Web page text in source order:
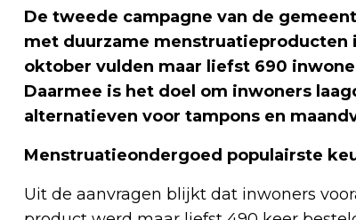
De tweede campagne van de
met duurzame menstruatieproducten
oktober vulden maar liefst 690
Daarmee is het doel om inwoners
alternatieven voor tampons en
Menstruatieondergoed populairste
Uit de aanvragen blijkt dat inwoners